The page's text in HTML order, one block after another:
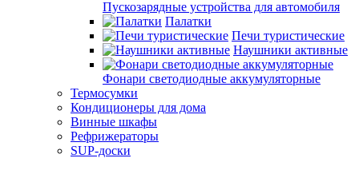
Пускозарядные устройства для автомобиля
Палатки
Печи туристические
Наушники активные
Фонари светодиодные аккумуляторные
Термосумки
Кондиционеры для дома
Винные шкафы
Рефрижераторы
SUP-доски